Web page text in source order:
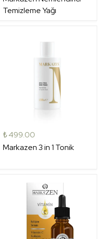
Temizleme Yağı
₺ 499.00
Markazen 3 in 1 Tonik